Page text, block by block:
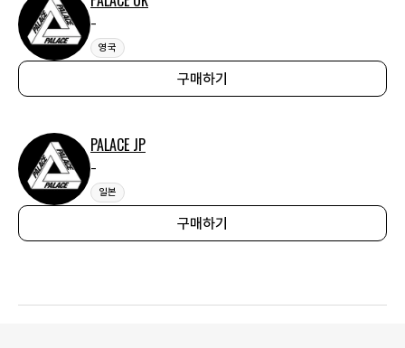
-
영국
구매하기
PALACE JP
-
일본
구매하기